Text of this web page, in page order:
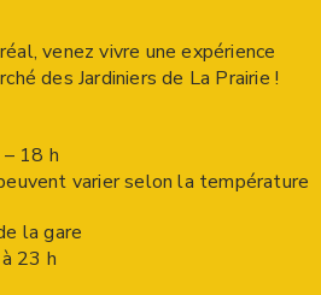
venez vivre une expérience
des Jardiniers de La Prairie !
– 18 h
varier selon la température
la gare
23 h